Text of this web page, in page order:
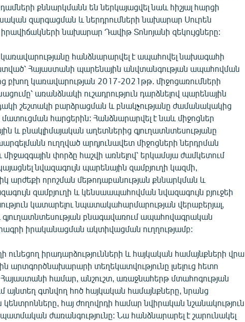
քննարկմանն են ներկայացվել նաև հիշյալ հարցի
զարգացման և ներդրումների նախարար Սուրեն
նախարար Դավիթ Տոնոյանի զեկույցները:
կառավարությանը հանձնարարվել է ապահովել նախագահի
Հայաստանի պարենային անվտանգության ապահովման
բխող կառավարության 2017-2021թթ. միջոցառումների
առանձնակի ուշադրություն դարձնելով պարենային
շեշտակի բարձրացման և բնակչությանը ժամանակակից
մատուցման հարցերին: Հանձնարարվել է նաև միջոցներ
և բնակլիմայական աղետներից գյուղատնտեսությանը
ուղղված արդյունավետ միջոցների ներդրման
միջազգային փորձը հաշվի առնելով՝ երկամսյա ժամկետում
նվազագույն պարենային զամբյուղի կազմի,
արժեքի որոշման մեթոդաբանության քննարկման և
զամբյուղի և կենսաապահովման նվազագույն բյուջեի
կատարելու նպատակահարմարության վերաբերյալ,
գյուղատնտեսության բնագավառում ապահովագրական
իրականացման ակտիվացման ուղղությամբ:
ունեցող իրադարձությունների և հայկական համայնքների վրա
արտգործնախարարի տեղեկատվությունը լսելուց հետո
համար, անշուշտ, առաջնահերթ մտահոգության
գտնվող հոծ հայկական համայնքները, նրանց
կենտրոնները, հայ ժողովրդի համար նվիրական նշանակություն
ժառանգությունը: Նա հանձնարարել է շարունակել